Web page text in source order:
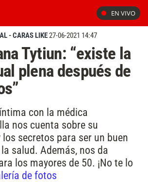
EN VIVO
- CARAS LIKE27-06-2021 14:47
Tytiun: “existe la
plena después de
con la médica
nos cuenta sobre su
los secretos para ser un buen
salud. Además, nos da
los mayores de 50. ¡No te lo
de fotos